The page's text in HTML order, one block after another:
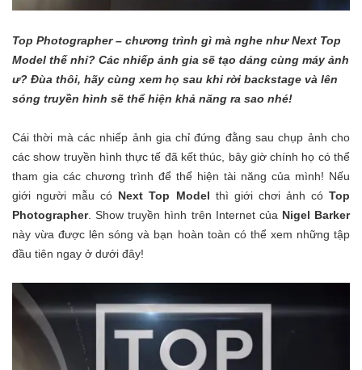
Top Photographer – chương trình gì mà nghe như Next Top
Model thế nhỉ? Các nhiếp ảnh gia sẽ tạo dáng cùng máy ảnh
ư? Đùa thôi, hãy cùng xem họ sau khi rời backstage và lên
sóng truyền hình sẽ thể hiện khả năng ra sao nhé!
Cái thời mà các nhiếp ảnh gia chỉ đứng đằng sau chụp ảnh cho
các show truyền hình thực tế đã kết thúc, bây giờ chính họ có thể
tham gia các chương trình để thể hiện tài năng của mình! Nếu
giới người mẫu có Next Top Model thì giới chơi ảnh cóTop
Photographer. Show truyền hình trên Internet của Nigel Barker
này vừa được lên sóng và bạn hoàn toàn có thể xem những tập
đầu tiên ngay ở dưới đây!